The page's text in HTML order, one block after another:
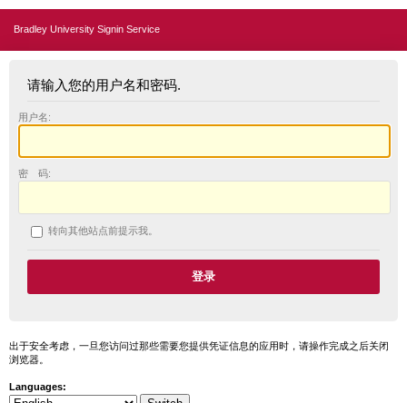
Bradley University Signin Service
请输入您的用户名和密码.
用户名:
密 码:
转向其他站点前提示我。
出于安全考虑，一旦您访问过那些需要您提供凭证信息的应用时，请操作完成之后关闭
浏览器。
Languages: